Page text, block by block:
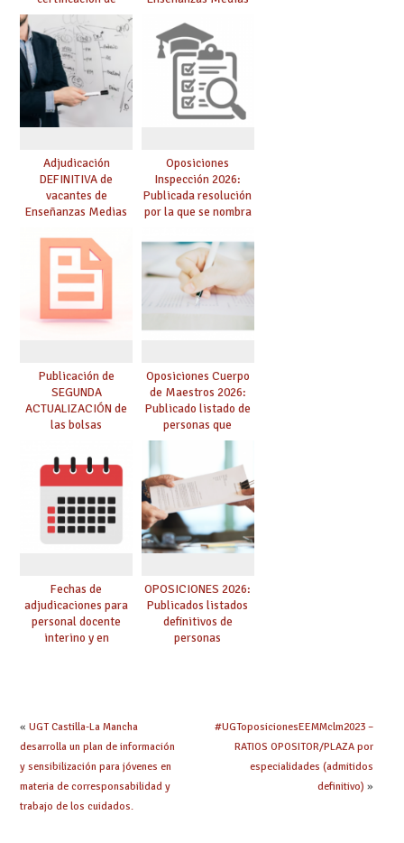
competencia
lingüística: publicada
resolución definitiva
Adjudicación
DEFINITIVA de
vacantes de
Enseñanzas Medias
Oposiciones
Inspección 2026:
Publicada resolución
por la que se nombra
prácticas, se regulan
dichas prácticas y se
convoca acto público
de adjudicación
Publicación de
SEGUNDA
ACTUALIZACIÓN de
las bolsas
Cuerpo de Maestros
de especialidades
convocadas a
oposición
Oposiciones Cuerpo
de Maestros 2026:
Publicado listado de
personas que
adquieren nueva
especialidad
Fechas de
adjudicaciones para
personal docente
interino y en
OPOSICIONES 2026:
Publicados listados
definitivos de
personas
« UGT Castilla-La Mancha
desarrolla un plan de información
y sensibilización para jóvenes en
materia de corresponsabilidad y
trabajo de los cuidados.
#UGToposicionesEEMMclm2023 –
RATIOS OPOSITOR/PLAZA por
especialidades (admitidos
definitivo) »